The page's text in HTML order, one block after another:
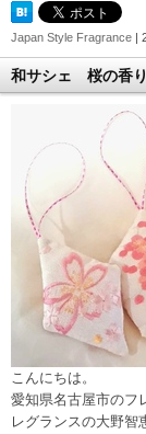
Japan Style Fragrance |
和サシェ 桜の香り
こんにちは。
愛知県名古屋市のフ
レグランスの大野智